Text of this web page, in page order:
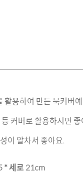
활용하여 만든 북커버예
커버로 활용하시면 좋
이 알차서 좋아요.
* 세로 21cm